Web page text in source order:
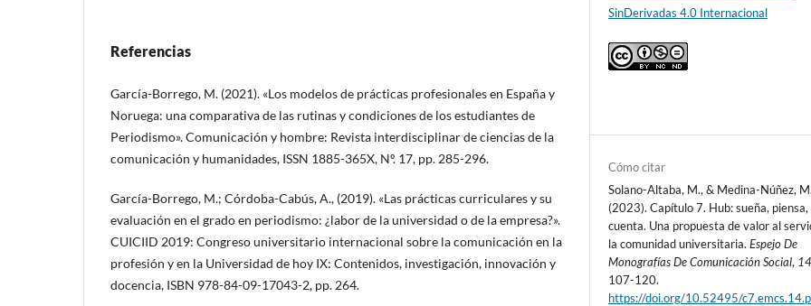
Referencias
García-Borrego, M. (2021). «Los modelos de prácticas profesionales en España y
Noruega: una comparativa de las rutinas y condiciones de los estudiantes de
Periodismo». Comunicación y hombre: Revista interdisciplinar de ciencias de la
comunicación y humanidades, ISSN 1885-365X, Nº. 17, pp. 285-296.
García-Borrego, M.; Córdoba-Cabús, A., (2019). «Las prácticas curriculares y su
evaluación en el grado en periodismo: ¿labor de la universidad o de la empresa?».
CUICIID 2019: Congreso universitario internacional sobre la comunicación en la
profesión y en la Universidad de hoy IX: Contenidos, investigación, innovación y
docencia, ISBN 978-84-09-17043-2, pp. 264.
SinDerivadas 4.0 Internacional
Cómo citar
Solano-Altaba, M., & Medina-Núñez, M.
(2023). Capítulo 7. Hub: sueña, piensa,
cuenta. Una propuesta de valor al
la comunidad universitaria.Espejo De
Monografías De Comunicación Social,
107-120.
https://doi.org/10.52495/